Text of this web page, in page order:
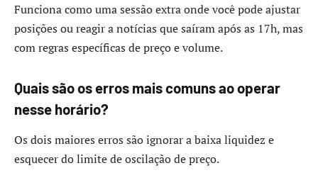
Funciona como uma sessão extra onde você pode ajustar
posições ou reagir a notícias que saíram após as 17h, mas
com regras específicas de preço e volume.
Quais são os erros mais comuns ao operar
nesse horário?
Os dois maiores erros são ignorar a baixa liquidez e
esquecer do limite de oscilação de preço.